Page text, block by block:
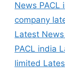
News PACL
company
Latest
PACL india
limited